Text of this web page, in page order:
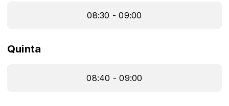
08:30 - 09:00
Quinta
08:40 - 09:00